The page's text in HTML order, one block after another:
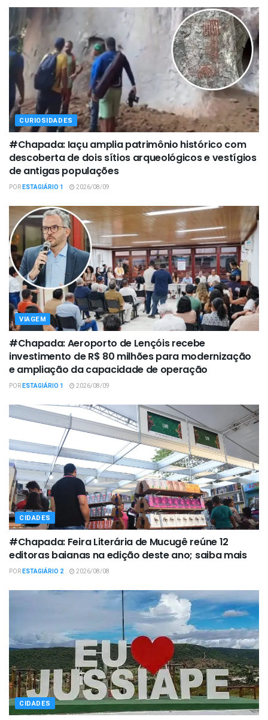
CURIOSIDADES
#Chapada: Iaçu amplia patrimônio histórico com
descoberta de dois sítios arqueológicos e vestígios
de antigas populações
PORESTAGIÁRIO 1 2026/08/09
VIAGEM
#Chapada: Aeroporto de Lençóis recebe
investimento de R$ 80 milhões para modernização
e ampliação da capacidade de operação
PORESTAGIÁRIO 1 2026/08/09
CIDADES
#Chapada: Feira Literária de Mucugê reúne 12
editoras baianas na edição deste ano; saiba mais
PORESTAGIÁRIO 2 2026/08/08
CIDADES